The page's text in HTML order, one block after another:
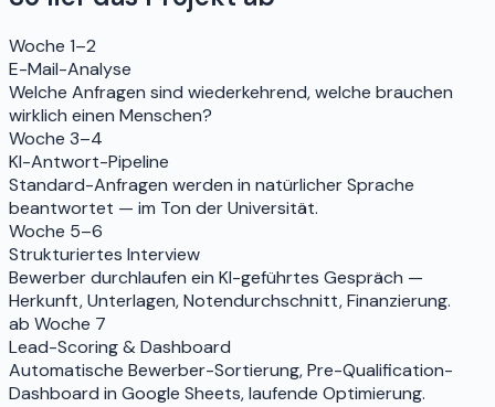
Woche 1–2
E-Mail-Analyse
Welche Anfragen sind wiederkehrend, welche brauchen
wirklich einen Menschen?
Woche 3–4
KI-Antwort-Pipeline
Standard-Anfragen werden in natürlicher Sprache
beantwortet — im Ton der Universität.
Woche 5–6
Strukturiertes Interview
Bewerber durchlaufen ein KI-geführtes Gespräch —
Herkunft, Unterlagen, Notendurchschnitt, Finanzierung.
ab Woche 7
Lead-Scoring & Dashboard
Automatische Bewerber-Sortierung, Pre-Qualification-
Dashboard in Google Sheets, laufende Optimierung.